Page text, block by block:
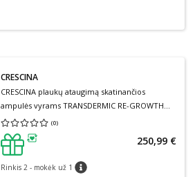
CRESCINA
CRESCINA plaukų ataugimą skatinančios
ampulės vyrams TRANSDERMIC RE-GROWTH
HFSC 1300, 20 ampulių
(0)
Vidutinis įvertinimas 0.00
patarimas
Rinkis 2 - mokėk už 1 patarimas
250,99 €